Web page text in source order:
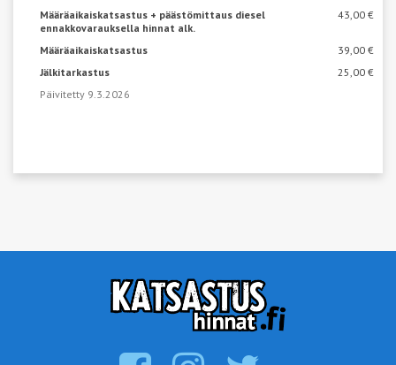
Määräaikaiskatsastus + päästömittaus diesel
ennakkovarauksella hinnat alk.
43,00 €
Määräaikaiskatsastus
39,00 €
Jälkitarkastus
25,00 €
Päivitetty 9.3.2026